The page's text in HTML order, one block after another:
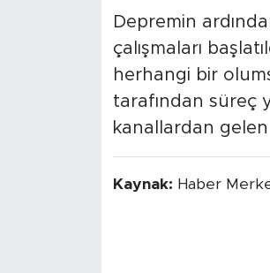
Depremin
çalışmaları
herhangi bir
tarafından süreç
kanallardan gelen
Kaynak: Haber